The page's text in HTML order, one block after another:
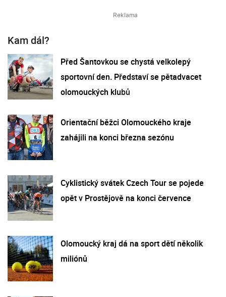
Kam dál?
Před Šantovkou se chystá velkolepý
sportovní den. Představí se pětadvacet
olomouckých klubů
Orientační běžci Olomouckého kraje
zahájili na konci března sezónu
Cyklistický svátek Czech Tour se pojede
opět v Prostějově na konci července
Olomoucký kraj dá na sport dětí několik
miliónů